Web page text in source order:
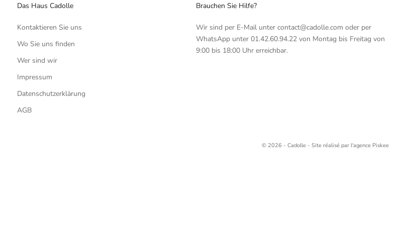
Das Haus Cadolle
Kontaktieren Sie uns
Wo Sie uns finden
Wer sind wir
Impressum
Datenschutzerklärung
AGB
Brauchen Sie Hilfe?
Wir sind per E-Mail unter contact@cadolle.com oder per
WhatsApp unter 01.42.60.94.22 von Montag bis Freitag von
9:00 bis 18:00 Uhr erreichbar.
© 2026 - Cadolle - Site réalisé par l'agence Piskee